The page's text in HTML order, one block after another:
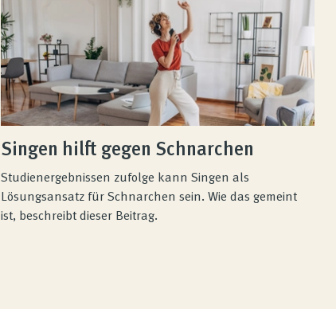
Singen hilft gegen Schnarchen
Studienergebnissen zufolge kann Singen als
Lösungsansatz für Schnarchen sein. Wie das gemeint
ist, beschreibt dieser Beitrag.